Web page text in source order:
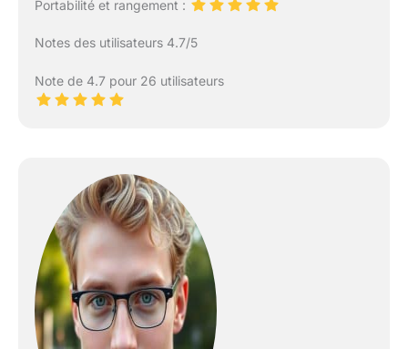
Portabilité et rangement :
Notes des utilisateurs 4.7/5
Note de 4.7 pour 26 utilisateurs